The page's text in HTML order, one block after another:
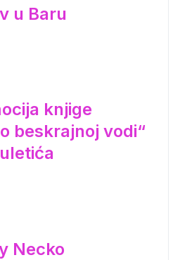
u Baru
knjige
beskrajnoj vodi“
Necko